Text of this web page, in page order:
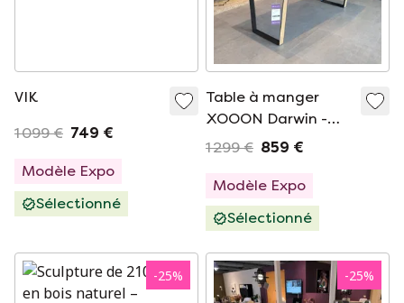
VIK
1 099 € 749 €
Modèle Expo
Sélectionné
Table à manger
XOOON Darwin -
240x100
1 299 € 859 €
Modèle Expo
Sélectionné
-25% -25%